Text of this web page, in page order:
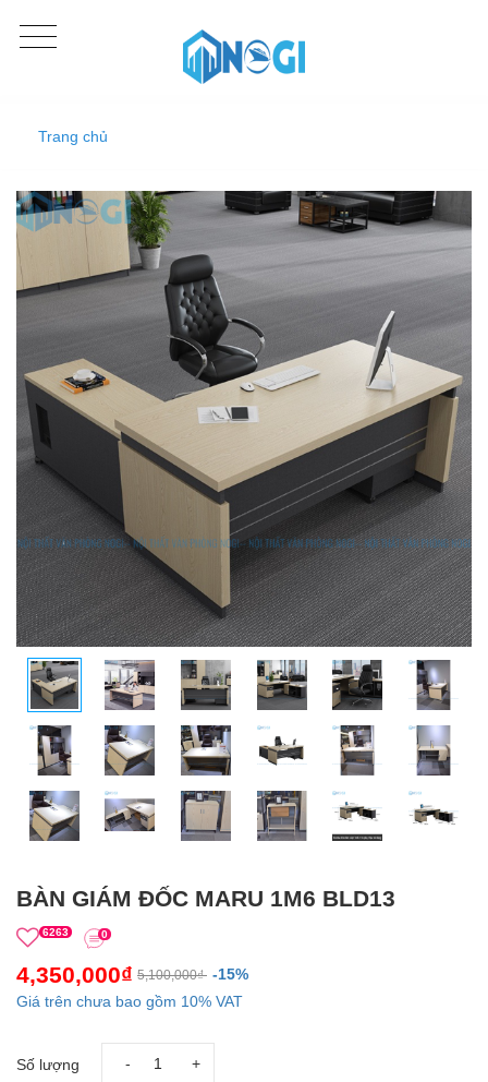
Trang chủ
BÀN GIÁM ĐỐC MARU 1M6 BLD13
6263 0
4,350,000₫ 5,100,000₫ -15%
Giá trên chưa bao gồm 10% VAT
Số lượng - +